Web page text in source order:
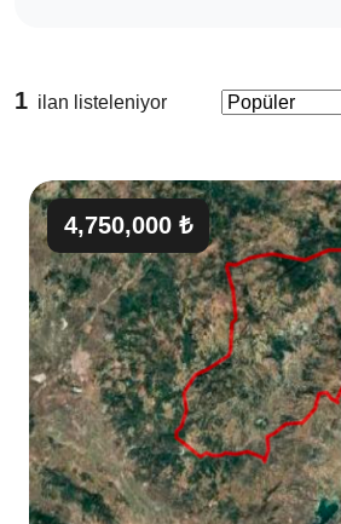
1 ilan listeleniyor
4,750,000 ₺